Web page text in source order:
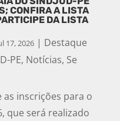
CONFIRA A LISTA
DA LISTA
17, 2026| Destaque
PE, Notícias, Se
as inscrições para o
que será realizado